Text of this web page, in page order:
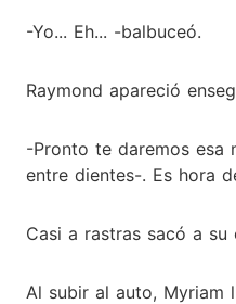
-Yo... Eh... -balbuceó.
Raymond apareció
-Pronto te daremos esa
entre dientes-. Es hora
Casi a rastras sacó a su
Al subir al auto, Myriam